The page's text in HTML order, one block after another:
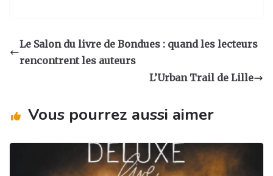
a
g
e
b
k
e
dI
g
Le Salon du livre de Bondues : quand les lecteurs
rencontrent les auteurs
L’Urban Trail de Lille
Vous pourrez aussi aimer